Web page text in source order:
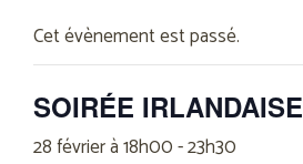
Cet évènement est passé.
SOIRÉE IRLANDAISE
28 février à 18h00-23h30